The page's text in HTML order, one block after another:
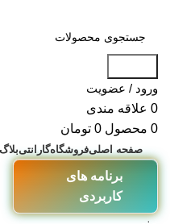
ورود / عضویت
0 علاقه مندی
0 محصول 0 تومان
صفحه اصلیفروشگاهگارانتیبلاگ
برنامه های
کاربردی